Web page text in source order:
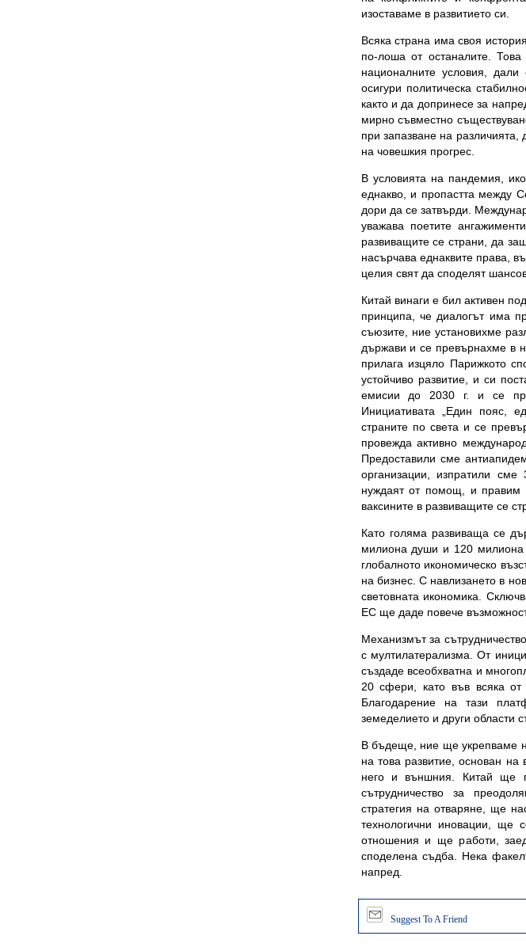
изоставаме в развитието си.
Всяка страна има своя
по-лоша от останалите.
националните условия,
осигури политическа
както и да допринесе за
мирно съвместно
при запазване на
на човешкия прогрес.
В условията на пандемия,
еднакво, и пропастта между
дори да се затвърди.
уважава поетите
развиващите се страни, да
насърчава еднаквите права,
целия свят да споделят
Китай винаги е бил активен
принципа, че диалогът има
съюзите, ние установихме
държави и се превърнахме в
прилага изцяло Парижкото
устойчиво развитие, и си
емисии до 2030 г. и се
Инициативата „Един пояс,
страните по света и се
провежда активно
Предоставили сме
организации, изпратили
нуждаят от помощ, и правим
ваксините в развиващите се
Като голяма развиваща се
милиона души и 120 милиона
глобалното икономическо
на бизнес. С навлизането в
световната икономика.
ЕС ще даде повече
Механизмът за
с мултилатерализма. От
създаде всеобхватна и
20 сфери, като във всяка от
Благодарение на тази
земеделието и други области
В бъдеще, ние ще укрепваме
на това развитие, основан
него и външния. Китай ще
сътрудничество за
стратегия на отваряне, ще
технологични иновации, ще
отношения и ще работи,
споделена съдба. Нека
напред.
Suggest To A Friend